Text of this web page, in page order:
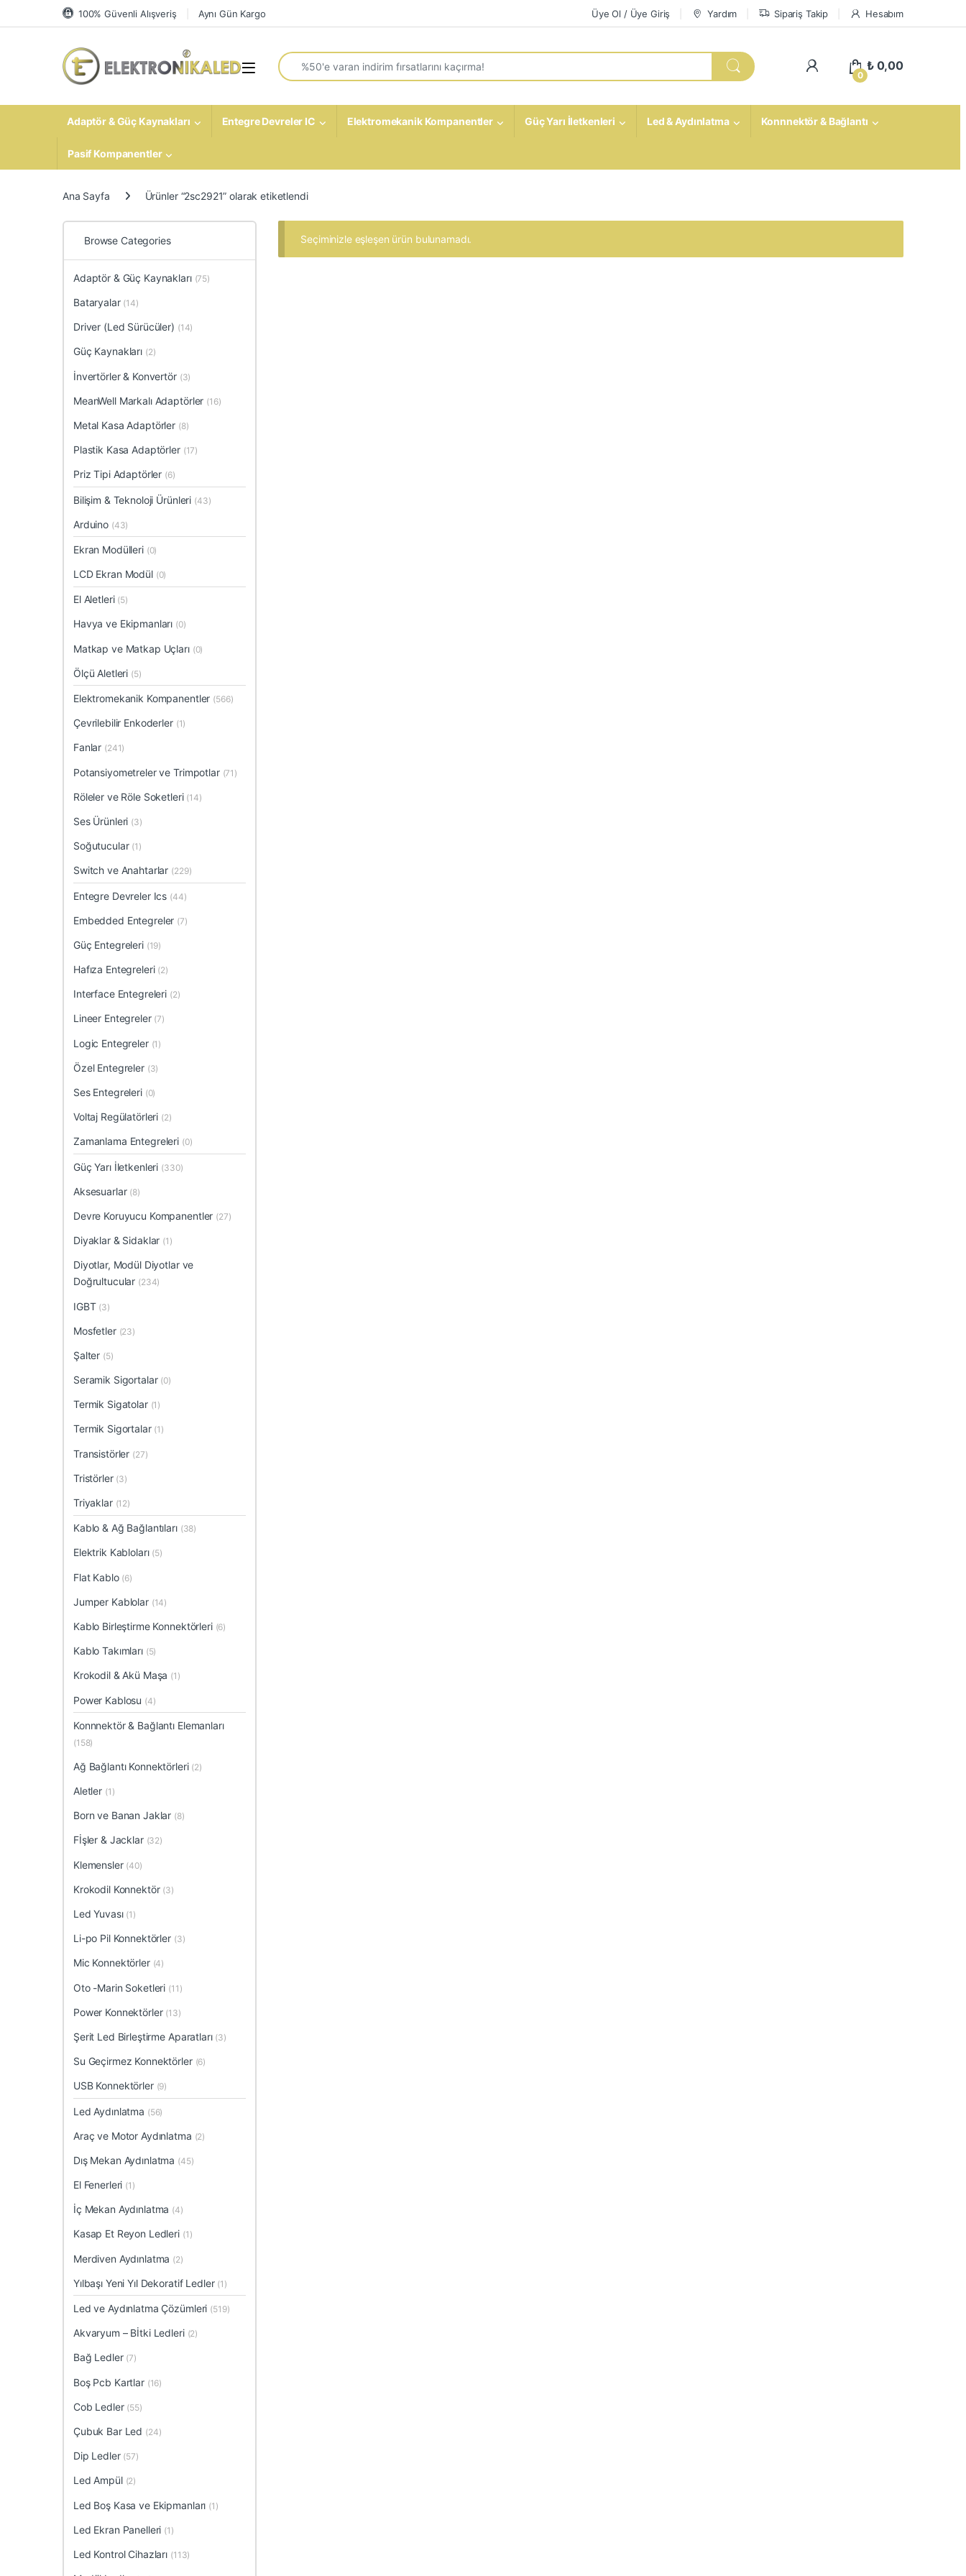
Skip to navigation
Skip to content 100% Güvenli Alışveriş Aynı Gün Kargo Üye Ol / Üye Giriş Yardım Sipariş Takip Hesabım
Open
Search for:
My Account
0
₺0,00
Adaptör & Güç Kaynakları Entegre Devreler IC Elektromekanik Kompanentler Güç Yarı İletkenleri Led & Aydınlatma Konnnektör & Bağlantı
Pasif Kompanentler
Ana Sayfa Ürünler “2sc2921” olarak etiketlendi
Seçiminizle eşleşen ürün bulunamadı.
Browse Categories
Adaptör & Güç Kaynakları (75)
Bataryalar (14)
Driver (Led Sürücüler) (14)
Güç Kaynakları (2)
İnvertörler & Konvertör (3)
MeanWell Markalı Adaptörler (16)
Metal Kasa Adaptörler (8)
Plastik Kasa Adaptörler (17)
Priz Tipi Adaptörler (6)
Bilişim & Teknoloji Ürünleri (43)
Arduino (43)
Ekran Modülleri (0)
LCD Ekran Modül (0)
El Aletleri (5)
Havya ve Ekipmanları (0)
Matkap ve Matkap Uçları (0)
Ölçü Aletleri (5)
Elektromekanik Kompanentler (566)
Çevrilebilir Enkoderler (1)
Fanlar (241)
Potansiyometreler ve Trimpotlar (71)
Röleler ve Röle Soketleri (14)
Ses Ürünleri (3)
Soğutucular (1)
Switch ve Anahtarlar (229)
Entegre Devreler Ics (44)
Embedded Entegreler (7)
Güç Entegreleri (19)
Hafıza Entegreleri (2)
Interface Entegreleri (2)
Lineer Entegreler (7)
Logic Entegreler (1)
Özel Entegreler (3)
Ses Entegreleri (0)
Voltaj Regülatörleri (2)
Zamanlama Entegreleri (0)
Güç Yarı İletkenleri (330)
Aksesuarlar (8)
Devre Koruyucu Kompanentler (27)
Diyaklar & Sidaklar (1)
Diyotlar, Modül Diyotlar ve
Doğrultucular (234)
IGBT (3)
Mosfetler (23)
Şalter (5)
Seramik Sigortalar (0)
Termik Sigatolar (1)
Termik Sigortalar (1)
Transistörler (27)
Tristörler (3)
Triyaklar (12)
Kablo & Ağ Bağlantıları (38)
Elektrik Kabloları (5)
Flat Kablo (6)
Jumper Kablolar (14)
Kablo Birleştirme Konnektörleri (6)
Kablo Takımları (5)
Krokodil & Akü Maşa (1)
Power Kablosu (4)
Konnnektör & Bağlantı Elemanları
(158)
Ağ Bağlantı Konnektörleri (2)
Aletler (1)
Born ve Banan Jaklar (8)
Fİşler & Jacklar (32)
Klemensler (40)
Krokodil Konnektör (3)
Led Yuvası (1)
Li-po Pil Konnektörler (3)
Mic Konnektörler (4)
Oto -Marin Soketleri (11)
Power Konnektörler (13)
Şerit Led Birleştirme Aparatları (3)
Su Geçirmez Konnektörler (6)
USB Konnektörler (9)
Led Aydınlatma (56)
Araç ve Motor Aydınlatma (2)
Dış Mekan Aydınlatma (45)
El Fenerleri (1)
İç Mekan Aydınlatma (4)
Kasap Et Reyon Ledleri (1)
Merdiven Aydınlatma (2)
Yılbaşı Yeni Yıl Dekoratif Ledler (1)
Led ve Aydınlatma Çözümleri (519)
Akvaryum – Bİtki Ledleri (2)
Bağ Ledler (7)
Boş Pcb Kartlar (16)
Cob Ledler (55)
Çubuk Bar Led (24)
Dip Ledler (57)
Led Ampül (2)
Led Boş Kasa ve Ekipmanları (1)
Led Ekran Panelleri (1)
Led Kontrol Cihazları (113)